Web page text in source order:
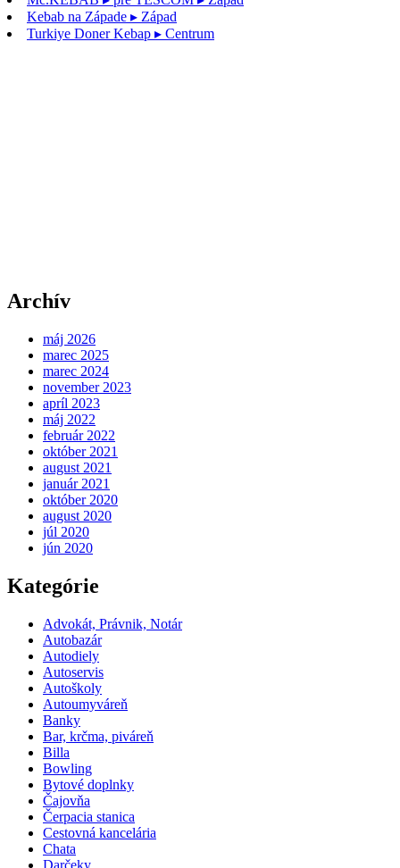
Kebab na Západe ▸ Západ
Turkiye Doner Kebap ▸ Centrum
Archív
máj 2026
marec 2025
marec 2024
november 2023
apríl 2023
máj 2022
február 2022
október 2021
august 2021
január 2021
október 2020
august 2020
júl 2020
jún 2020
Kategórie
Advokát, Právnik, Notár
Autobazár
Autodiely
Autoservis
Autoškoly
Autoumyváreň
Banky
Bar, krčma, piváreň
Billa
Bowling
Bytové doplnky
Čajovňa
Čerpacia stanica
Cestovná kancelária
Chata